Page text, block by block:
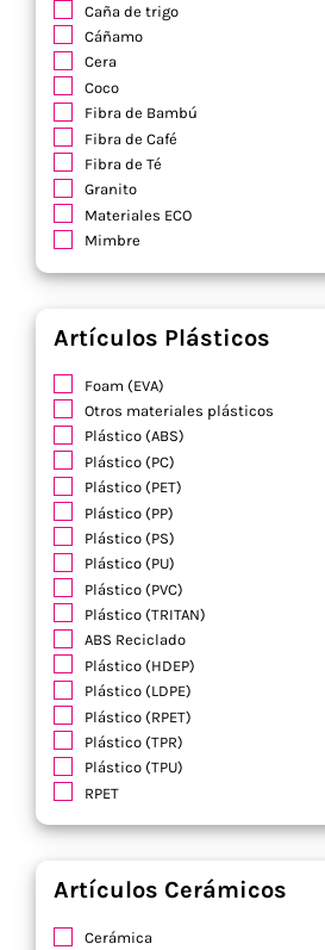
Caña de trigo
Cáñamo
Cera
Coco
Fibra de Bambú
Fibra de Café
Fibra de Té
Granito
Materiales ECO
Mimbre
Artículos Plásticos
Foam (EVA)
Otros materiales plásticos
Plástico (ABS)
Plástico (PC)
Plástico (PET)
Plástico (PP)
Plástico (PS)
Plástico (PU)
Plástico (PVC)
Plástico (TRITAN)
ABS Reciclado
Plástico (HDEP)
Plástico (LDPE)
Plástico (RPET)
Plástico (TPR)
Plástico (TPU)
RPET
Artículos Cerámicos
Cerámica